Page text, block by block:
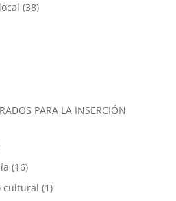
(38)
PARA LA INSERCIÓN
(16)
cultural (1)